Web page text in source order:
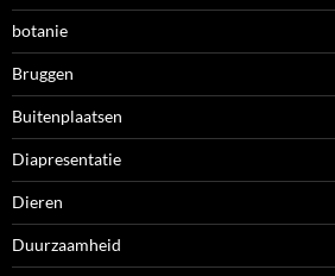
botanie
Bruggen
Buitenplaatsen
Diapresentatie
Dieren
Duurzaamheid